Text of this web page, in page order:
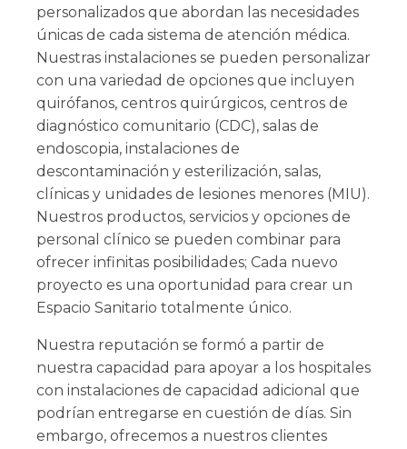
personalizados que abordan las necesidades
únicas de cada sistema de atención médica.
Nuestras instalaciones se pueden personalizar
con una variedad de opciones que incluyen
quirófanos, centros quirúrgicos, centros de
diagnóstico comunitario (CDC), salas de
endoscopia, instalaciones de
descontaminación y esterilización, salas,
clínicas y unidades de lesiones menores (MIU).
Nuestros productos, servicios y opciones de
personal clínico se pueden combinar para
ofrecer infinitas posibilidades; Cada nuevo
proyecto es una oportunidad para crear un
Espacio Sanitario totalmente único.
Nuestra reputación se formó a partir de
nuestra capacidad para apoyar a los hospitales
con instalaciones de capacidad adicional que
podrían entregarse en cuestión de días. Sin
embargo, ofrecemos a nuestros clientes